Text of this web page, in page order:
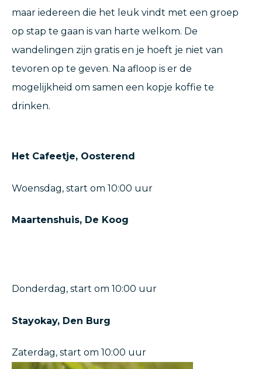
maar iedereen die het leuk vindt met een groep
op stap te gaan is van harte welkom. De
wandelingen zijn gratis en je hoeft je niet van
tevoren op te geven. Na afloop is er de
mogelijkheid om samen een kopje koffie te
drinken.
Het Cafeetje, Oosterend
Woensdag, start om 10:00 uur
Maartenshuis, De Koog
Donderdag, start om 10:00 uur
Stayokay, Den Burg
Zaterdag, start om 10:00 uur